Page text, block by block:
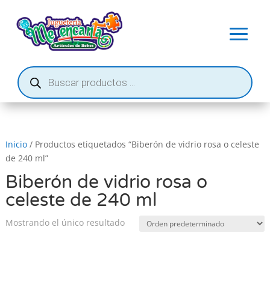
Búsqueda
de
productos
Inicio/ Productos etiquetados “Biberón de vidrio rosa o celeste
de 240 ml”
Biberón de vidrio rosa o
celeste de 240 ml
Mostrando el único resultado